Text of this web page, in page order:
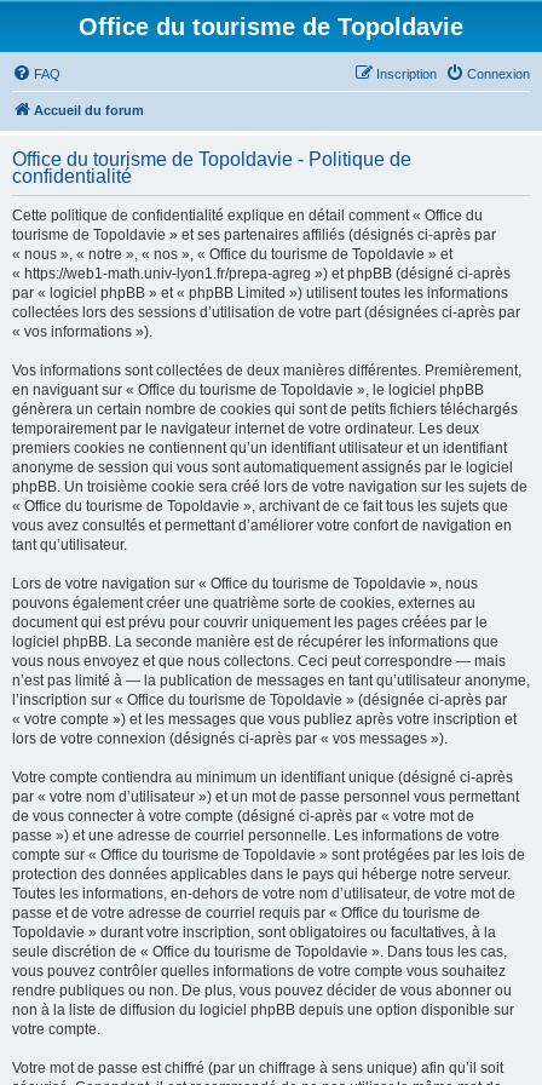
Office du tourisme de Topoldavie
FAQ Connexion
Inscription
Accueil du forum
Office du tourisme de Topoldavie - Politique de
confidentialité
Cette politique de confidentialité explique en détail comment « Office du
tourisme de Topoldavie » et ses partenaires affiliés (désignés ci-après par
« nous », « notre », « nos », « Office du tourisme de Topoldavie » et
« https://web1-math.univ-lyon1.fr/prepa-agreg ») et phpBB (désigné ci-après
par « logiciel phpBB » et « phpBB Limited ») utilisent toutes les informations
collectées lors des sessions d’utilisation de votre part (désignées ci-après par
« vos informations »).
Vos informations sont collectées de deux manières différentes. Premièrement,
en naviguant sur « Office du tourisme de Topoldavie », le logiciel phpBB
génèrera un certain nombre de cookies qui sont de petits fichiers téléchargés
temporairement par le navigateur internet de votre ordinateur. Les deux
premiers cookies ne contiennent qu’un identifiant utilisateur et un identifiant
anonyme de session qui vous sont automatiquement assignés par le logiciel
phpBB. Un troisième cookie sera créé lors de votre navigation sur les sujets de
« Office du tourisme de Topoldavie », archivant de ce fait tous les sujets que
vous avez consultés et permettant d’améliorer votre confort de navigation en
tant qu’utilisateur.
Lors de votre navigation sur « Office du tourisme de Topoldavie », nous
pouvons également créer une quatrième sorte de cookies, externes au
document qui est prévu pour couvrir uniquement les pages créées par le
logiciel phpBB. La seconde manière est de récupérer les informations que
vous nous envoyez et que nous collectons. Ceci peut correspondre — mais
n’est pas limité à — la publication de messages en tant qu’utilisateur anonyme,
l’inscription sur « Office du tourisme de Topoldavie » (désignée ci-après par
« votre compte ») et les messages que vous publiez après votre inscription et
lors de votre connexion (désignés ci-après par « vos messages »).
Votre compte contiendra au minimum un identifiant unique (désigné ci-après
par « votre nom d’utilisateur ») et un mot de passe personnel vous permettant
de vous connecter à votre compte (désigné ci-après par « votre mot de
passe ») et une adresse de courriel personnelle. Les informations de votre
compte sur « Office du tourisme de Topoldavie » sont protégées par les lois de
protection des données applicables dans le pays qui héberge notre serveur.
Toutes les informations, en-dehors de votre nom d’utilisateur, de votre mot de
passe et de votre adresse de courriel requis par « Office du tourisme de
Topoldavie » durant votre inscription, sont obligatoires ou facultatives, à la
seule discrétion de « Office du tourisme de Topoldavie ». Dans tous les cas,
vous pouvez contrôler quelles informations de votre compte vous souhaitez
rendre publiques ou non. De plus, vous pouvez décider de vous abonner ou
non à la liste de diffusion du logiciel phpBB depuis une option disponible sur
votre compte.
Votre mot de passe est chiffré (par un chiffrage à sens unique) afin qu’il soit